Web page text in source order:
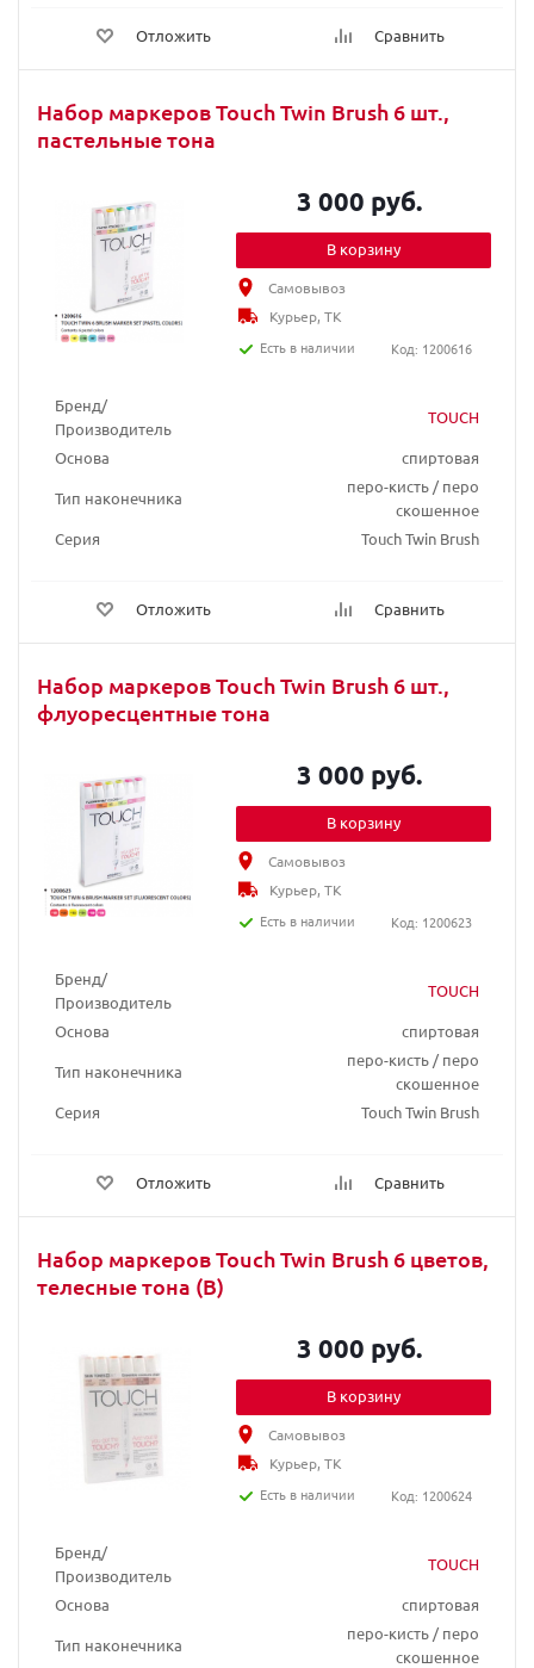
Отложить Сравнить
Набор маркеров Touch Twin Brush 6 шт.,
пастельные тона
Бренд/
Производитель
TOUCH
Основа
спиртовая
Тип наконечника
перо-кисть / перо
скошенное
Серия
Touch Twin Brush
Отложить Сравнить
3 000 руб.
В корзину
Самовывоз
Курьер, ТК
Есть в наличии
Код: 1200616
Набор маркеров Touch Twin Brush 6 шт.,
флуоресцентные тона
Бренд/
Производитель
TOUCH
Основа
спиртовая
Тип наконечника
перо-кисть / перо
скошенное
Серия
Touch Twin Brush
Отложить Сравнить
3 000 руб.
В корзину
Самовывоз
Курьер, ТК
Есть в наличии
Код: 1200623
Набор маркеров Touch Twin Brush 6 цветов,
телесные тона (B)
Бренд/
Производитель
TOUCH
Основа
спиртовая
Тип наконечника
перо-кисть / перо
скошенное
3 000 руб.
В корзину
Самовывоз
Курьер, ТК
Есть в наличии
Код: 1200624